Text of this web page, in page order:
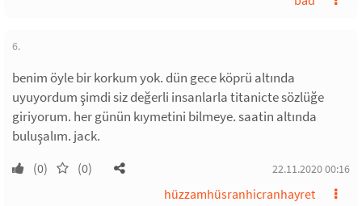
6.
benim öyle bir korkum yok. dün gece köprü altında
uyuyordum şimdi siz değerli insanlarla titanicte sözlüğe
giriyorum. her günün kıymetini bilmeye. saatin altında
buluşalım. jack.
(0) (0) 22.11.2020 00:16
hüzzamhüsranhicranhayret